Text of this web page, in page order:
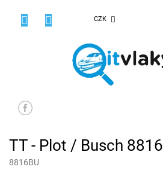
CZK
TT - Plot / Busch 8816
8816BU